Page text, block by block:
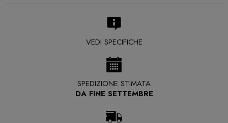
VEDI SPECIFICHE
SPEDIZIONE STIMATA
DA FINE SETTEMBRE